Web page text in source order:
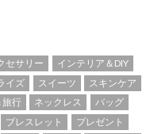
セサリー
インテリア＆DIY
イズ スイーツ
スキンケア
旅行 ネックレス
バッグ
ブレスレット
プレゼント